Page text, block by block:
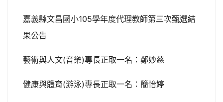
嘉義縣文昌國小105學年度代理教師第三次甄選結
果公告
藝術與人文(音樂)專長正取一名：鄭妙慈
健康與體育(游泳)專長正取一名：簡怡婷